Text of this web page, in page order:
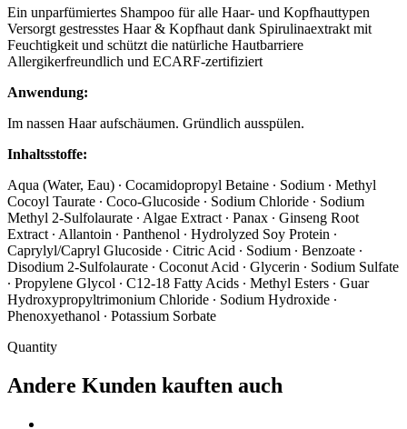
Ein unparfümiertes Shampoo für alle Haar- und Kopfhauttypen
Versorgt gestresstes Haar & Kopfhaut dank Spirulinaextrakt mit
Feuchtigkeit und schützt die natürliche Hautbarriere
Allergikerfreundlich und ECARF-zertifiziert
Anwendung:
Im nassen Haar aufschäumen. Gründlich ausspülen.
Inhaltsstoffe:
Aqua (Water, Eau) · Cocamidopropyl Betaine · Sodium · Methyl
Cocoyl Taurate · Coco-Glucoside · Sodium Chloride · Sodium
Methyl 2-Sulfolaurate · Algae Extract · Panax · Ginseng Root
Extract · Allantoin · Panthenol · Hydrolyzed Soy Protein ·
Caprylyl/Capryl Glucoside · Citric Acid · Sodium · Benzoate ·
Disodium 2-Sulfolaurate · Coconut Acid · Glycerin · Sodium Sulfate
· Propylene Glycol · C12-18 Fatty Acids · Methyl Esters · Guar
Hydroxypropyltrimonium Chloride · Sodium Hydroxide ·
Phenoxyethanol · Potassium Sorbate
Quantity
Andere Kunden kauften auch